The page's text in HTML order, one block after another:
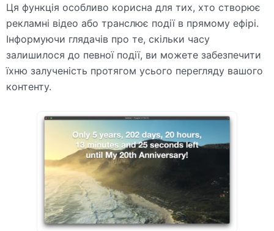
Ця функція особливо корисна для тих, хто створює
рекламні відео або транслює події в прямому ефірі.
Інформуючи глядачів про те, скільки часу
залишилося до певної події, ви можете забезпечити
їхню залученість протягом усього перегляду вашого
контенту.